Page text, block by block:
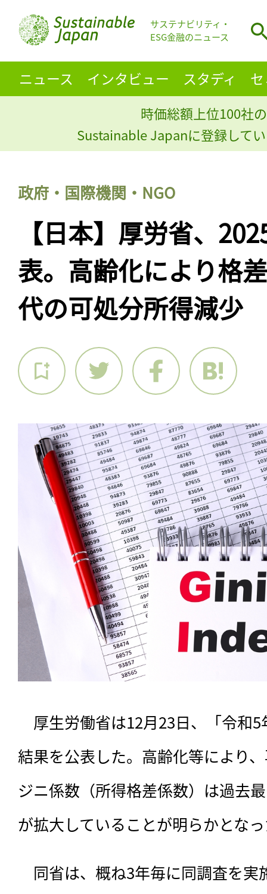
サステナビリティ・
ESG金融のニュース
ニュース インタビュー スタディ
時価総額上位100社
Sustainable Japanに登録して
政府・国際機関・NGO
【日本】厚労省、
表。高齢化により格
代の可処分所得減少
厚生労働省は12月23日、「令和
結果を公表した。高齢化等により
ジニ係数（所得格差係数）は過去
が拡大していることが明らかとな
同省は、概ね3年毎に同調査を実